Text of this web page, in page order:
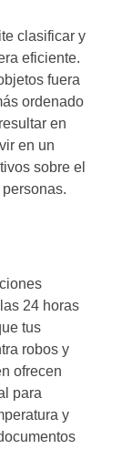
clasificar y
eficiente.
fuera
ordenado
en
en un
sobre el
24 horas
tus
robos y
ofrecen
para
y